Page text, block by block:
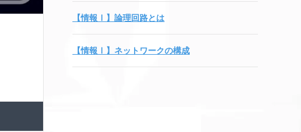
【情報Ⅰ】論理回路とは
【情報Ⅰ】ネットワークの構成